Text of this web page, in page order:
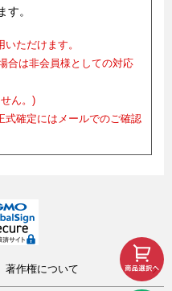
す。
ただけます。
合は非会員様としての対応
ん。)
確定にはメールでのご確認
著作権について